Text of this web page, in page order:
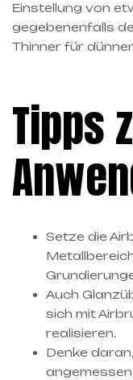
Einstellung von
gegebenenfalls
Thinner für
Tipps
Setze die
Auch
sich mit
realisieren.
Denke
angemessen